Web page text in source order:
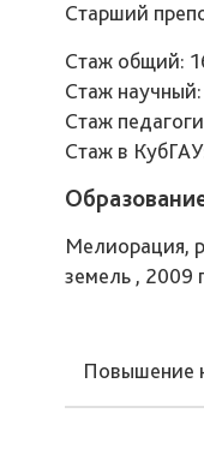
Старший
Стаж общий:
Стаж
Стаж
Стаж в
Мелиорация,
земель , 2009
Повышение